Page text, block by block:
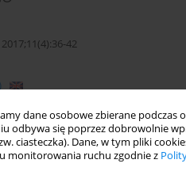
dane osobowe zbierane podczas
odbywa się poprzez dobrowolnie
ciasteczka). Dane, w tym pliki
monitorowania ruchu zgodnie z
42